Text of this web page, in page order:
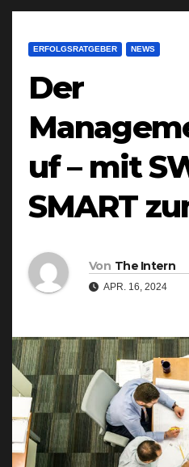
ERFOLGSRATGEBER NEWS
Der
uf – mit
SMART
Von The Intern
APR. 16, 2024